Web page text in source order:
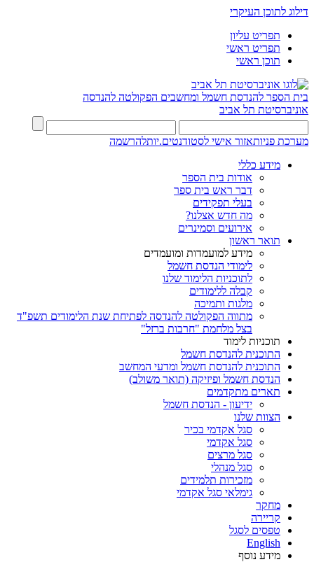
דילוג לתוכן העיקרי
תפריט עליון
תפריט ראשי
תוכן ראשי
בית הספר להנדסת חשמל ומחשבים הפקולטה להנדסה
אוניברסיטת תל אביב
מערכת פניותאזור אישי לסטודנטים.יותלהרשמה
מידע כללי
אודות בית הספר
דבר ראש בית ספר
בעלי תפקידים
מה חדש אצלנו?
אירועים וסמינרים
תואר ראשון
מידע למועמדות ומועמדים
לימודי הנדסת חשמל
לתוכניות הלימוד שלנו
קבלה ללימודים
מלגות ותמיכה
מתווה הפקולטה להנדסה לפתיחת שנת הלימודים תשפ"ד
בצל מלחמת "חרבות ברזל"
תוכניות לימוד
התוכנית להנדסת חשמל
התוכנית להנדסת חשמל ומדעי המחשב
הנדסת חשמל ופיזיקה (תואר משולב)
תארים מתקדמים
ידיעון - הנדסת חשמל
הצוות שלנו
סגל אקדמי בכיר
סגל אקדמי
סגל מרצים
סגל מנהלי
מזכירות תלמידים
גימלאי סגל אקדמי
מחקר
קריירה
טפסים לסגל
English
מידע נוסף